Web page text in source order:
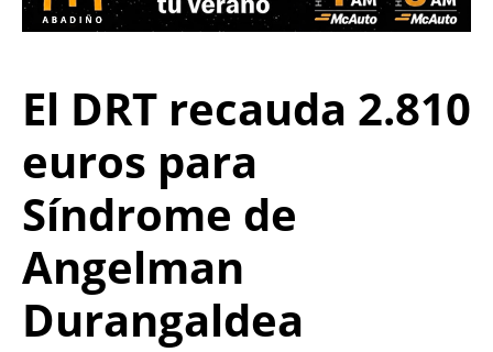
El DRT recauda 2.810
euros para
Síndrome de
Angelman
Durangaldea